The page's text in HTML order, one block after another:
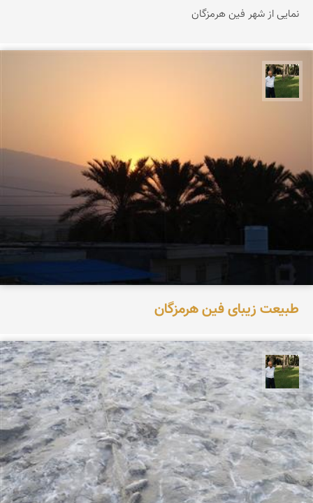
نمایی از شهر فین هرمزگان
طبیعت زیبای فین هرمزگان
عبدل شعبانی